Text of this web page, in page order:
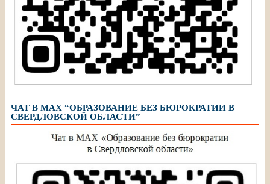
ЧАТ В МАХ “ОБРАЗОВАНИЕ БЕЗ БЮРОКРАТИИ В
СВЕРДЛОВСКОЙ ОБЛАСТИ”